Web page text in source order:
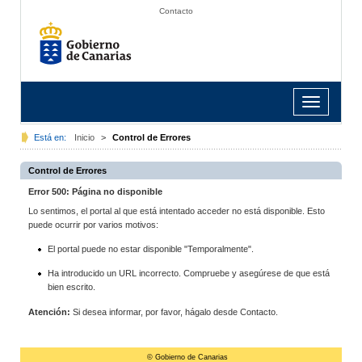
Contacto
Toggle
navigation
Está en: Inicio > Control de Errores
Control de Errores
Error 500: Página no disponible
Lo sentimos, el portal al que está intentado acceder no está disponible. Esto
puede ocurrir por varios motivos:
El portal puede no estar disponible "Temporalmente".
Ha introducido un URL incorrecto. Compruebe y asegúrese de que está
bien escrito.
Atención: Si desea informar, por favor, hágalo desde Contacto.
© Gobierno de Canarias